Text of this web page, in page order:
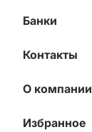
Банки
Контакты
О компании
Избранное